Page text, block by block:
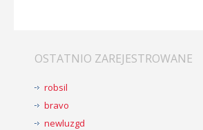
OSTATNIO ZAREJESTROWANE
robsil
bravo
newluzgd